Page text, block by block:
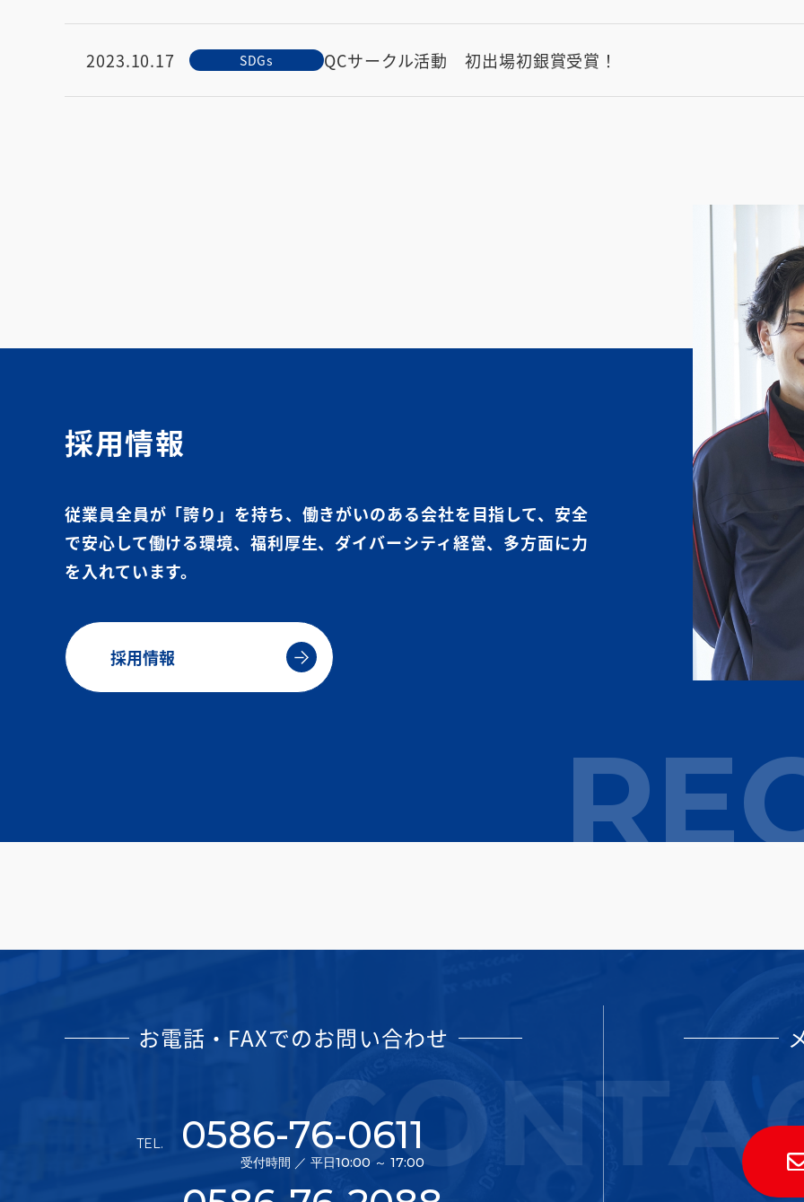
2023.10.17 SDGs QCサークル活動 初出場初銀賞受賞！
採用情報
従業員全員が「誇り」を持ち、働きがいのある会社を目指して、安全
で安心して働ける環境、福利厚生、ダイバーシティ経営、多方面に力
を入れています。
採用情報
お電話・FAXでのお問い合わせ
TEL. 0586-76-0611
受付時間 ／ 平日10:00 ～ 17:00